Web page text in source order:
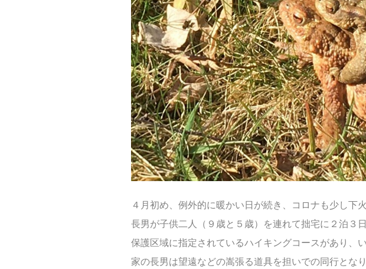
４月初め、例外的に暖かい日が続き、コロナも少し下
長男が子供二人（９歳と５歳）を連れて拙宅に２泊３
保護区域に指定されているハイキングコースがあり、
家の長男は望遠などの嵩張る道具を担いでの同行となり